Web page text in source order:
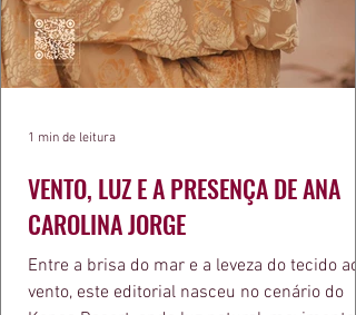
VENTO, LUZ E A PRESENÇA DE ANA
CAROLINA JORGE
Entre a brisa do mar e a leveza do tecido ao
vento, este editorial nasceu no cenário do
1 min de leitura